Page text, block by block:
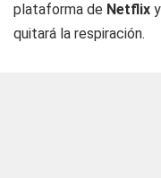
plataforma de Netflix
quitará la respiración.